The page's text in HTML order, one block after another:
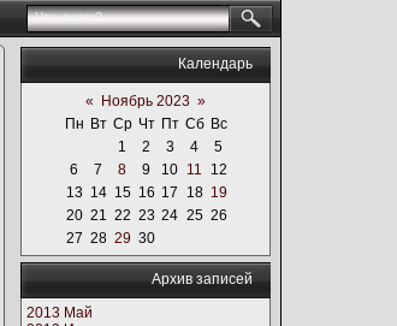
Календарь
« Ноябрь 2023 »
Пн Вт Ср Чт Пт Сб Вс
1
2 3 4
5
6
7 8 9 10 11
12
13 14 15 16 17 18 19
20 21 22 23 24 25 26
27 28 29 30
Архив записей
2013 Май